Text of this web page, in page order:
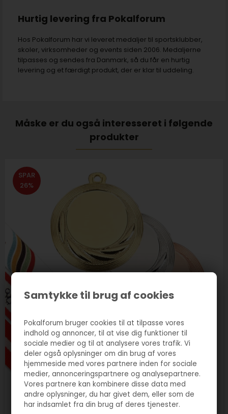
Samtykke til brug af cookies
Pokalforum bruger cookies til at tilpasse vores
indhold og annoncer, til at vise dig funktioner til
sociale medier og til at analysere vores trafik. Vi
deler også oplysninger om din brug af vores
hjemmeside med vores partnere inden for sociale
medier, annonceringspartnere og analysepartnere.
Vores partnere kan kombinere disse data med
andre oplysninger, du har givet dem, eller som de
har indsamlet fra din brug af deres tjenester.
Hurtig levering fra Pokalforum
Hos Pokalforum har vi leveret medaljer til sportsklubber,
skoler, virksomheder og events siden 2006. Medaljerne
tilpasses og sendes fra Danmark, så du får en hurtig
levering og et færdigt produkt, der er klar til uddeling.
Måske er du også interesseret i følgende
produkter
SPAR
26%
Varenr. 3075-boern
Medalje m. sikkerhedsbånd